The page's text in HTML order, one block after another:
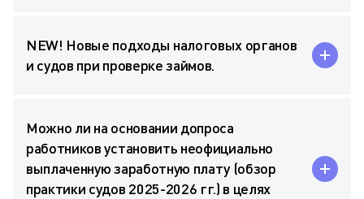
NEW! Новые подходы налоговых органов
и судов при проверке займов.
Можно ли на основании допроса
работников установить неофициально
выплаченную заработную плату (обзор
практики судов 2025-2026 гг.) в целях